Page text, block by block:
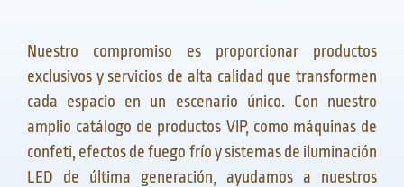
Nuestro compromiso es proporcionar productos
exclusivos y servicios de alta calidad que transformen
cada espacio en un escenario único. Con nuestro
amplio catálogo de productos VIP, como máquinas de
confeti, efectos de fuego frío y sistemas de iluminación
LED de última generación, ayudamos a nuestros